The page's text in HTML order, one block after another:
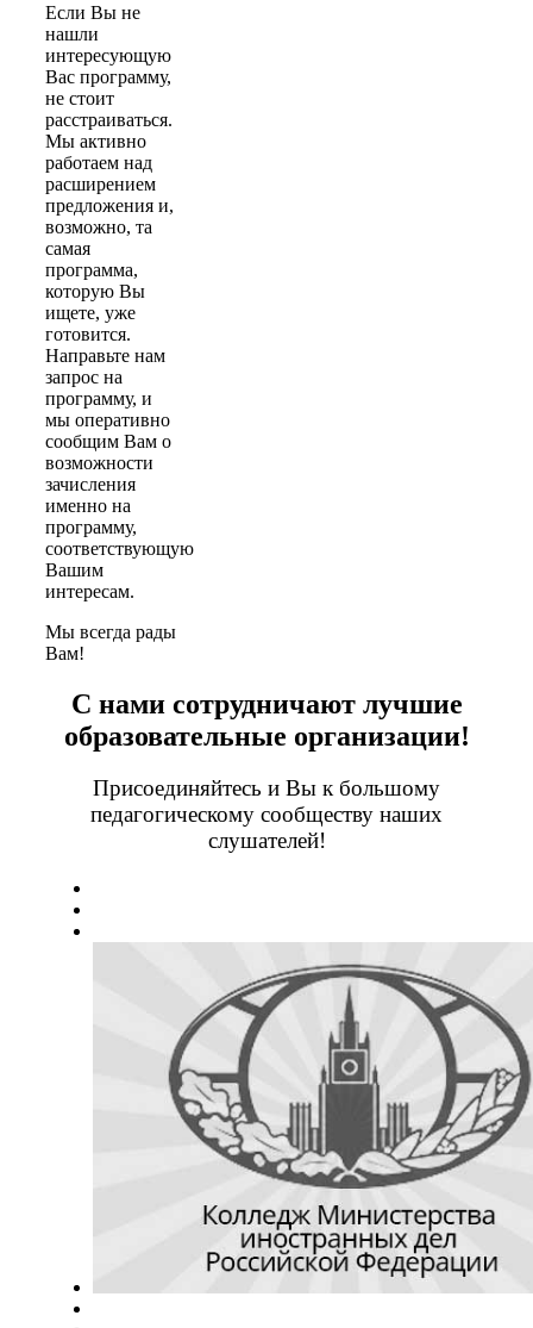
Если Вы не
нашли
интересующую
Вас программу,
не стоит
расстраиваться.
Мы активно
работаем над
расширением
предложения и,
возможно, та
самая
программа,
которую Вы
ищете, уже
готовится.
Направьте нам
запрос на
программу, и
мы оперативно
сообщим Вам о
возможности
зачисления
именно на
программу,
соответствующую
Вашим
интересам.
Мы всегда рады
Вам!
С нами сотрудничают лучшие
образовательные организации!
Присоединяйтесь и Вы к большому
педагогическому сообществу наших
слушателей!